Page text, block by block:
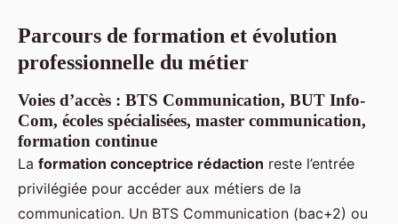
Parcours de formation et évolution
professionnelle du métier
Voies d’accès : BTS Communication, BUT Info-
Com, écoles spécialisées, master communication,
formation continue
La formation conceptrice rédaction reste l’entrée
privilégiée pour accéder aux métiers de la
communication. Un BTS Communication (bac+2) ou